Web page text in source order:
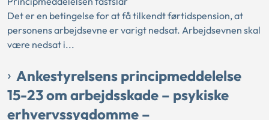
Det er en betingelse for at få tilkendt førtidspension, at
personens arbejdsevne er varigt nedsat. Arbejdsevnen skal
være nedsat i...
Ankestyrelsens principmeddelelse
15-23 om arbejdsskade – psykiske
erhvervssygdomme –